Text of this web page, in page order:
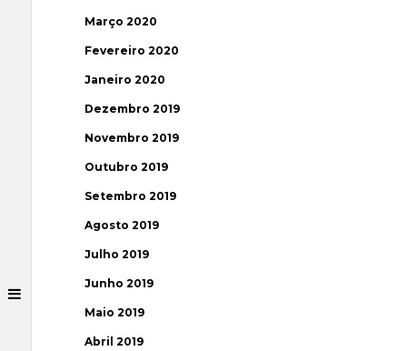
Março 2020
Fevereiro 2020
Janeiro 2020
Dezembro 2019
Novembro 2019
Outubro 2019
Setembro 2019
Agosto 2019
Julho 2019
Junho 2019
Maio 2019
Abril 2019